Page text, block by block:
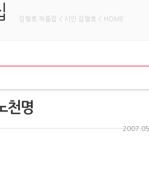
김형효 작품집 < 시인 김형효 < HOME
천명